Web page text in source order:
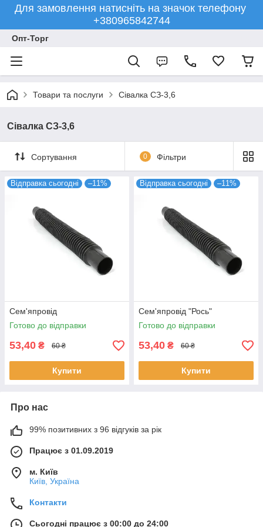
Для замовлення натисніть на значок телефону
+380965842744
Опт-Торг
Товари та послуги Сівалка СЗ-3,6
Сівалка СЗ-3,6
Сортування 0 Фільтри
Відправка сьогодні –11%
Сем'япровід
Готово до відправки
53,40 ₴ 60 ₴
Купити
Відправка сьогодні –11%
Сем'япровід "Рось"
Готово до відправки
53,40 ₴ 60 ₴
Купити
Про нас
99% позитивних з 96 відгуків за рік
Працює з 01.09.2019
м. Київ
Київ, Україна
Контакти
Сьогодні працює з 00:00 до 24:00